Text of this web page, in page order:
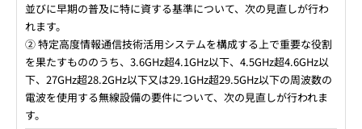
並びに早期の普及に特に資する基準について、次の見直しが行わ
れます。
② 特定高度情報通信技術活用システムを構成する上で重要な役割
を果たすもののうち、3.6GHz超4.1GHz以下、4.5GHz超4.6GHz以
下、27GHz超28.2GHz以下又は29.1GHz超29.5GHz以下の周波数の
電波を使用する無線設備の要件について、次の見直しが行われま
す。